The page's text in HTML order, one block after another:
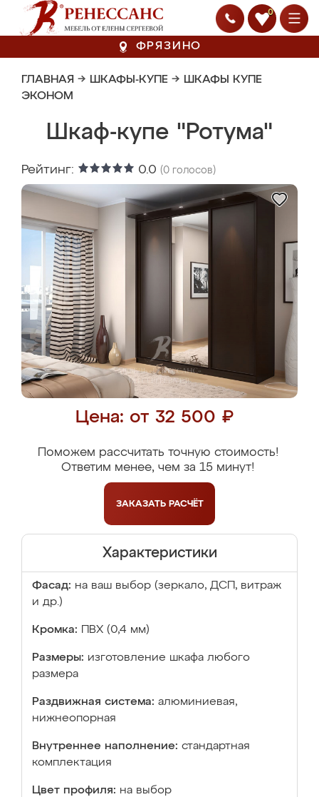
0
ФРЯЗИНО
ГЛАВНАЯ → ШКАФЫ-КУПЕ → ШКАФЫ КУПЕ
ЭКОНОМ
Шкаф-купе "Ротума"
Рейтинг: 0.0 (0 голосов)
Цена: от 32 500 ₽
Поможем рассчитать точную стоимость!
Ответим менее, чем за 15 минут!
ЗАКАЗАТЬ РАСЧЁТ
Характеристики
Фасад: на ваш выбор (зеркало, ДСП, витраж
и др.)
Кромка: ПВХ (0,4 мм)
Размеры: изготовление шкафа любого
размера
Раздвижная система: алюминиевая,
нижнеопорная
Внутреннее наполнение: стандартная
комплектация
Цвет профиля: на выбор